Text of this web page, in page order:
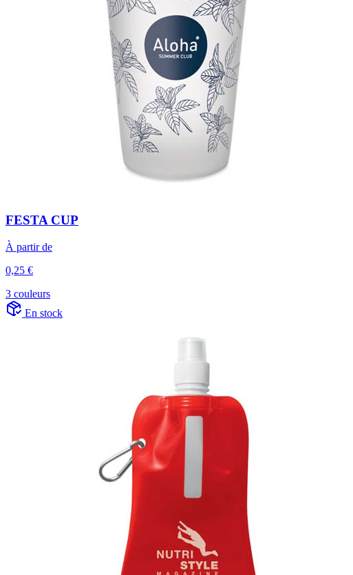
FESTA CUP
À partir de
0,25 €
3 couleurs
En stock